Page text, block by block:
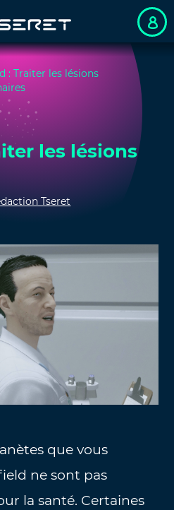
: Traiter les lésions
les lésions
Tseret
que vous
ne sont pas
la santé. Certaines